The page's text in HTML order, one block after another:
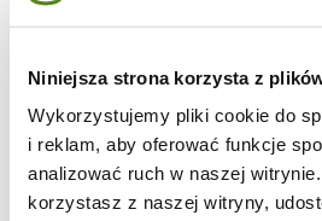
Niniejsza strona korzysta z
Wykorzystujemy pliki cookie do
i reklam, aby oferować funkcje
analizować ruch w naszej
korzystasz z naszej witryny,